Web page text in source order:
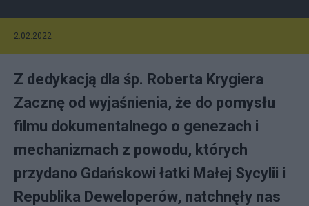
2.02.2022
Z dedykacją dla śp. Roberta Krygiera
Zacznę od wyjaśnienia, że do pomysłu
filmu dokumentalnego o genezach i
mechanizmach z powodu, których
przydano Gdańskowi łatki Małej Sycylii i
Republika Deweloperów, natchnęły nas